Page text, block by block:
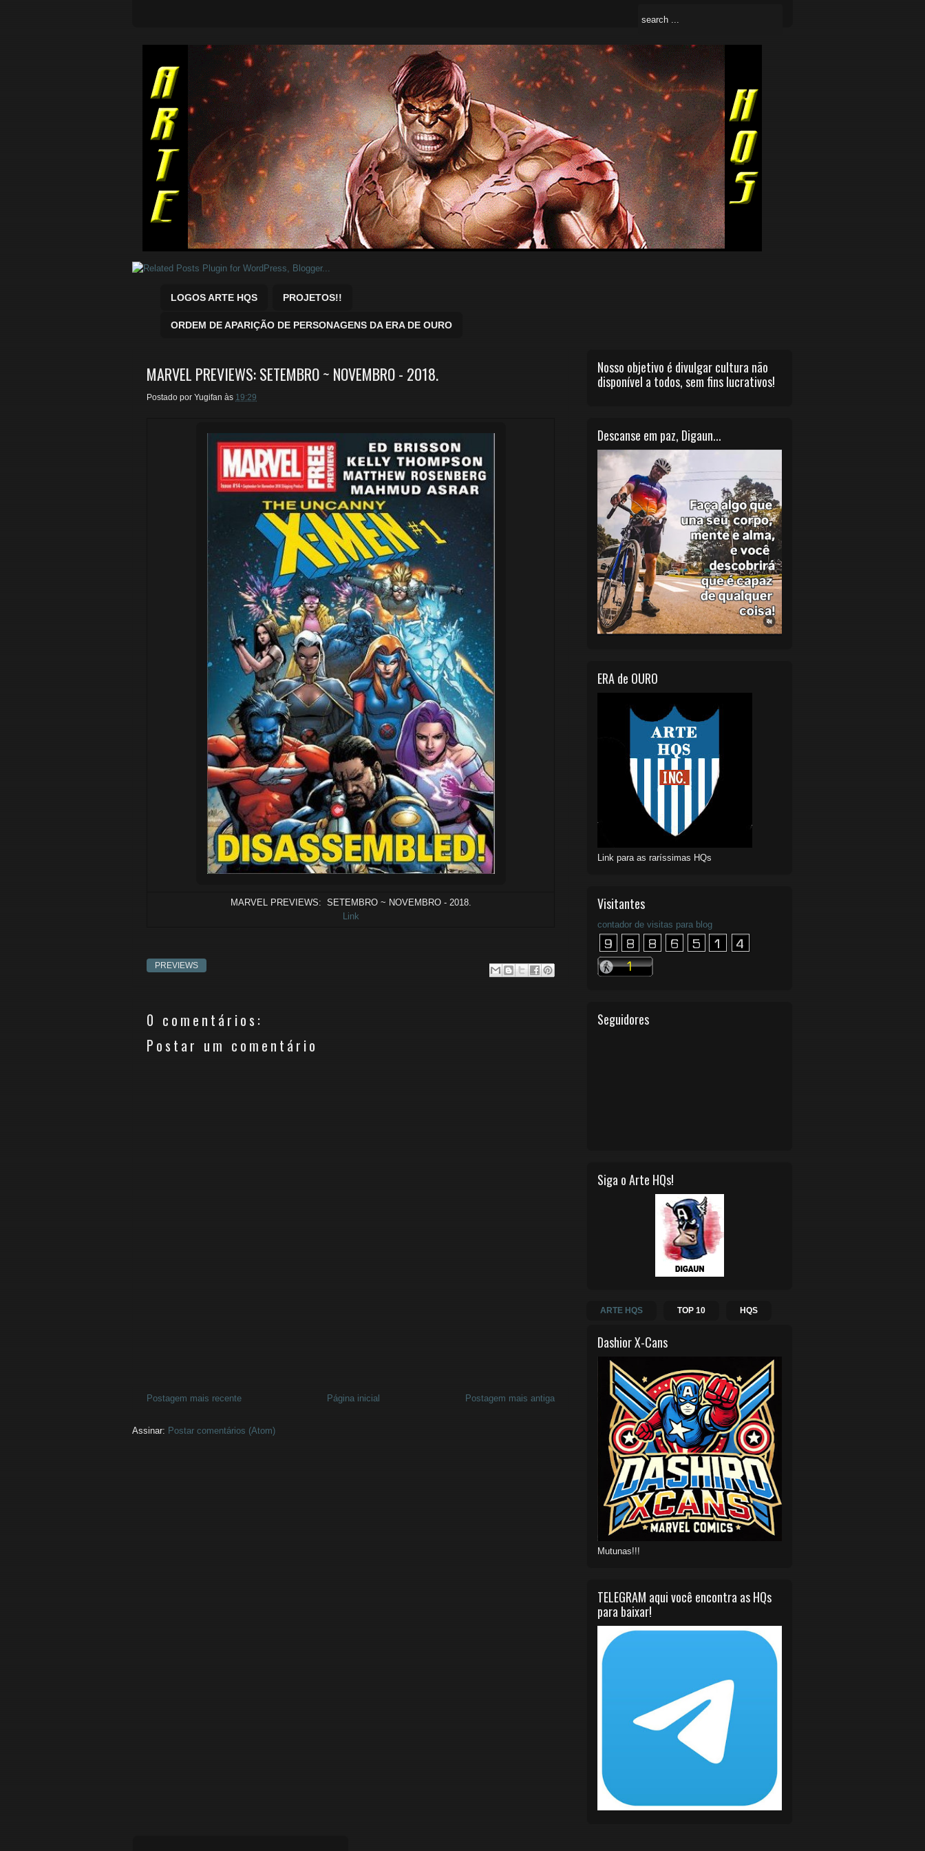
Quadrinhos Marvel e DC para baixar.
LOGOS ARTE HQS PROJETOS!!
ORDEM DE APARIÇÃO DE PERSONAGENS DA ERA DE OURO
MARVEL PREVIEWS: SETEMBRO ~ NOVEMBRO - 2018.
Postado por Yugifan às 19:29
MARVEL PREVIEWS: SETEMBRO ~ NOVEMBRO - 2018.
Link
PREVIEWS
0 comentários:
Postar um comentário
Postagem mais recente Postagem mais antiga
Página inicial
Assinar: Postar comentários (Atom)
Nosso objetivo é divulgar cultura não
disponível a todos, sem fins lucrativos!
Descanse em paz, Digaun...
ERA de OURO
Link para as raríssimas HQs
Visitantes
contador de visitas para blog
Seguidores
Siga o Arte HQs!
ARTE HQS TOP 10 HQS
Dashior X-Cans
Mutunas!!!
TELEGRAM aqui você encontra as HQs
para baixar!